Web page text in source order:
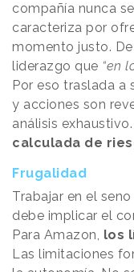
compañía nunca
caracteriza por
momento justo.
liderazgo que “en
Por eso traslada a
y acciones son
análisis exhaustivo.
calculada de
Frugalidad
Trabajar en el
debe implicar el
Para Amazon, los
Las limitaciones